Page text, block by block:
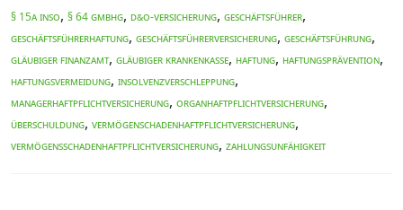
KARRIERE
SERVICE
§ 15a InsO, § 64 GmbHG, D&O-Versicherung, Geschäftsführer,
Geschäftsführerhaftung, Geschäftsführerversicherung, Geschäftsführung,
Gläubiger Finanzamt, Gläubiger Krankenkasse, Haftung, Haftungsprävention,
Haftungsvermeidung, Insolvenzverschleppung,
Managerhaftpflichtversicherung, Organhaftpflichtversicherung,
Überschuldung, Vermögenschadenhaftpflichtversicherung,
Vermögensschadenhaftpflichtversicherung, Zahlungsunfähigkeit